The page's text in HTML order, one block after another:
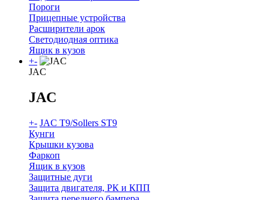
Пороги
Прицепные устройства
Расширители арок
Светодиодная оптика
Ящик в кузов
+-
JAC
JAC
+- JAC T9/Sollers ST9
Кунги
Крышки кузова
Фаркоп
Ящик в кузов
Защитные дуги
Защита двигателя, РК и КПП